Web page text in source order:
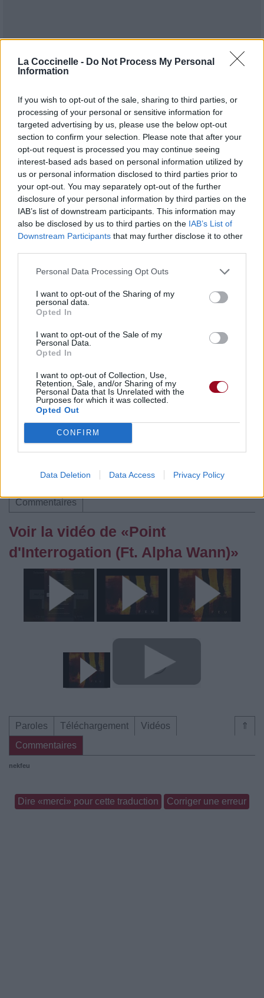
La Coccinelle - Do Not Process My Personal
Information
If you wish to opt-out of the sale, sharing to third parties, or
processing of your personal or sensitive information for
targeted advertising by us, please use the below opt-out
section to confirm your selection. Please note that after your
opt-out request is processed you may continue seeing
interest-based ads based on personal information utilized by
us or personal information disclosed to third parties prior to
your opt-out. You may separately opt-out of the further
disclosure of your personal information by third parties on the
IAB’s list of downstream participants. This information may
also be disclosed by us to third parties on the IAB’s List of
Downstream Participants that may further disclose it to other
Personal Data Processing Opt Outs
I want to opt-out of the Sharing of my
personal data.
Opted In
I want to opt-out of the Sale of my
Personal Data.
Opted In
I want to opt-out of Collection, Use,
Retention, Sale, and/or Sharing of my
Personal Data that Is Unrelated with the
Purposes for which it was collected.
Opted Out
CONFIRM
Data Deletion Data Access Privacy Policy
Publié parDROW 24781 4 5 7 le 14 septembre 2015
Chanteurs : Nekfeu
Albums : Feu
Pour prolonger le plaisir musical :
Télécharger légalement les MP3 sur
Télécharger légalement les MP3 ou trouver le CD sur
Trouver des vinyles et des CD sur
Trouver un instrument de musique ou une partition au
meilleur prix sur
Téléchargement
Vidéos
Commentaires
Voir la vidéo de «Point
d'Interrogation (Ft. Alpha Wann)»
⇑
Paroles Téléchargement
Vidéos
Commentaires
nekfeu
Dire «merci» pour cette traduction Corriger une erreur